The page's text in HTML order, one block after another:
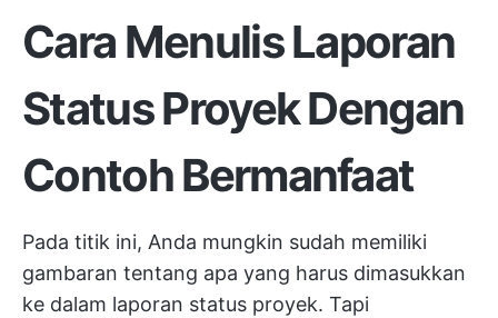
Cara Menulis Laporan
Status Proyek Dengan
Contoh Bermanfaat
Pada titik ini, Anda mungkin sudah memiliki
gambaran tentang apa yang harus dimasukkan
ke dalam laporan status proyek. Tapi